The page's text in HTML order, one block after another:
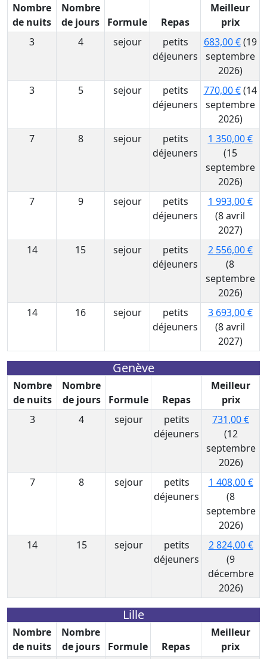
Nombre
de nuits
Nombre
de jours
Formule Repas
Meilleur
prix
3
4 sejour
petits
déjeuners
683,00 €(19
septembre
2026)
3
5 sejour
petits
déjeuners
770,00 €(14
septembre
2026)
7
8 sejour
petits
déjeuners
1 350,00 €
(15
septembre
2026)
7
9 sejour
petits
déjeuners
1 993,00 €
(8 avril
2027)
14
15 sejour
petits
déjeuners
2 556,00 €
(8
septembre
2026)
14
16 sejour
petits
déjeuners
3 693,00 €
(8 avril
2027)
Genève
Nombre
de nuits
Nombre
de jours
Formule Repas
Meilleur
prix
3
4 sejour
petits
déjeuners
731,00 €
(12
septembre
2026)
7
8 sejour
petits
déjeuners
1 408,00 €
(8
septembre
2026)
14
15 sejour
petits
déjeuners
2 824,00 €
(9
décembre
2026)
Lille
Nombre
de nuits
Nombre
de jours
Formule Repas
Meilleur
prix